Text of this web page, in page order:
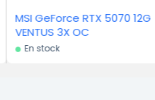
12G
MSI GeForce
INSPIRE 3X OC